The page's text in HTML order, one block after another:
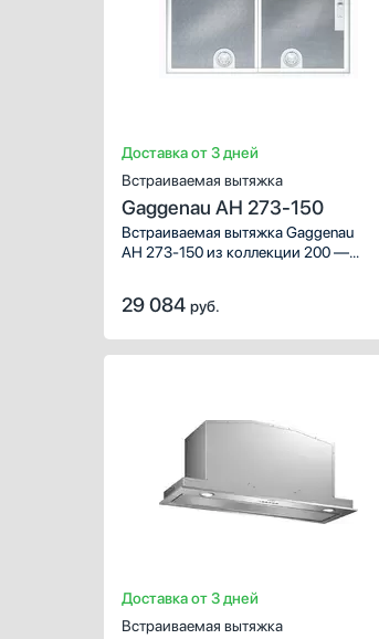
Доставка от 3 дней
Встраиваемая вытяжка
Gaggenau AH 273-150
Встраиваемая вытяжка Gaggenau
AH 273-150 из коллекции 200 —
нержавеющей стали, она практически
в подвесной шкаф.
29 084 руб.
Доставка от 3 дней
Встраиваемая вытяжка